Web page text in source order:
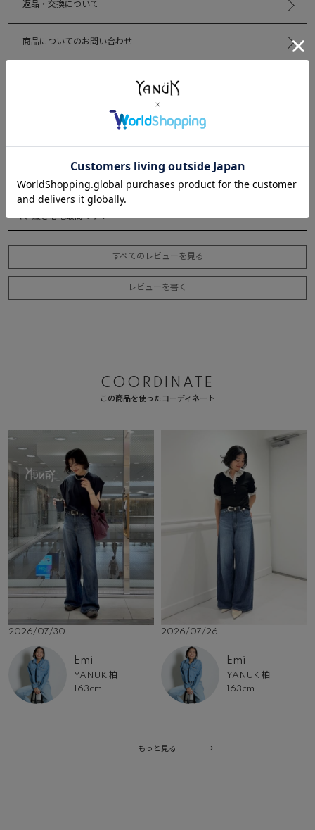
返品・交換について
商品についてのお問い合わせ
1
162センチで、普段23インチを選んでいます。サイズ悩みましたがMサイ
ズにしました。ゆるっとはけて結果良かったと思います。生地が柔らか
く、履き心地最高です！
すべてのレビューを見る
レビューを書く
COORDINATE
この商品を使ったコーディネート
2026/07/30
Emi
YANUK 柏
163cm
2026/07/26
Emi
YANUK 柏
163cm
もっと見る